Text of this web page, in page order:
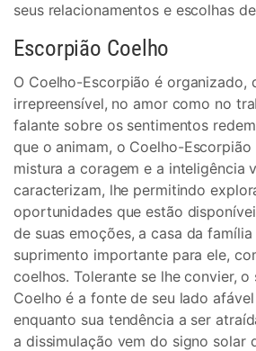
seus relacionamentos e escolhas
Escorpião Coelho
O Coelho-Escorpião é organizado,
irrepreensível, no amor como no
falante sobre os sentimentos
que o animam, o Coelho-Escorpião
mistura a coragem e a inteligência
caracterizam, lhe permitindo
oportunidades que estão
de suas emoções, a casa da
suprimento importante para ele,
coelhos. Tolerante se lhe convier, o
Coelho é a fonte de seu lado
enquanto sua tendência a ser
a dissimulação vem do signo solar